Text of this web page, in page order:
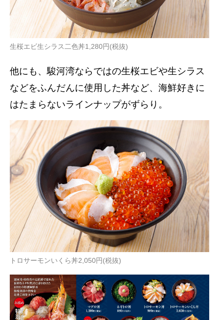
生桜エビ生シラス二色丼1,280円(税抜)
他にも、駿河湾ならではの⽣桜エビや⽣シラス
などをふんだんに使⽤した丼など、海鮮好きに
はたまらないラインナップがずらり。
トロサーモンいくら丼2,050円(税抜)